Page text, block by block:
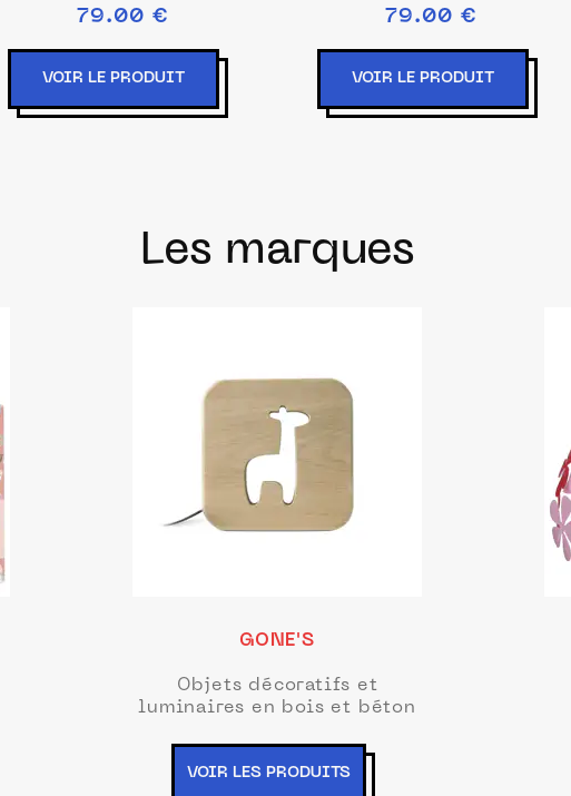
79.00 €
VOIR LE PRODUIT
79.00 €
VOIR LE PRODUIT
Les marques
GONE'S
Objets décoratifs et
luminaires en bois et béton
VOIR LES PRODUITS